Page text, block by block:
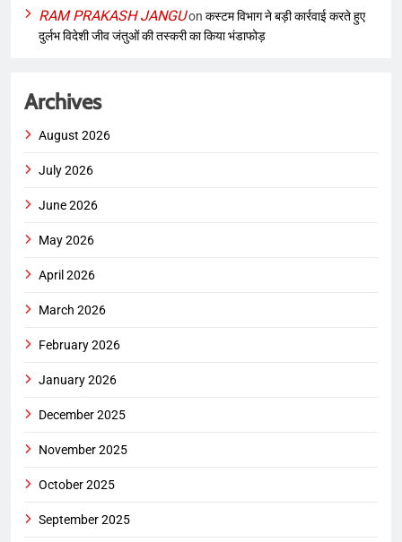
RAM PRAKASH JANGUon कस्टम विभाग ने बड़ी कार्रवाई करते हुए
दुर्लभ विदेशी जीव जंतुओं की तस्करी का किया भंडाफोड़
Archives
August 2026
July 2026
June 2026
May 2026
April 2026
March 2026
February 2026
January 2026
December 2025
November 2025
October 2025
September 2025